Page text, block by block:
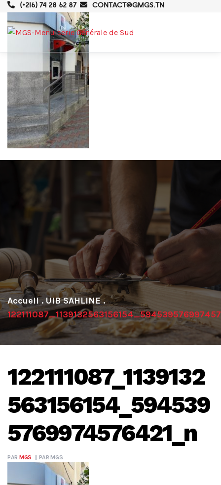
(+216) 74 28 62 87 CONTACT@GMGS.TN
. UIB SAHLINE .
122111087_1139132
563156154_594539
5769974576421_n
PAR MGS PARMGS